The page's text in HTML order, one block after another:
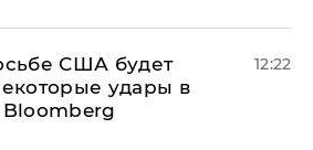
США будет
удары в
12:22